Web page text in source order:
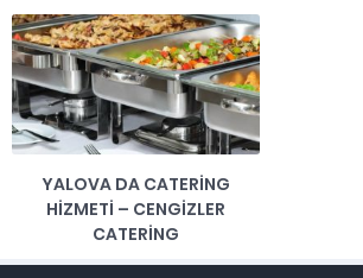
YALOVA DA CATERING
HIZMETI – CENGIZLER
CATERING